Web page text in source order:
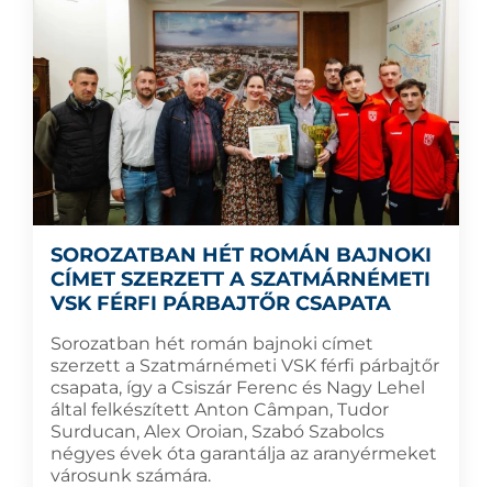
SOROZATBAN HÉT ROMÁN BAJNOKI
CÍMET SZERZETT A SZATMÁRNÉMETI
VSK FÉRFI PÁRBAJTŐR CSAPATA
Sorozatban hét román bajnoki címet
szerzett a Szatmárnémeti VSK férfi párbajtőr
csapata, így a Csiszár Ferenc és Nagy Lehel
által felkészített Anton Câmpan, Tudor
Surducan, Alex Oroian, Szabó Szabolcs
négyes évek óta garantálja az aranyérmeket
városunk számára.